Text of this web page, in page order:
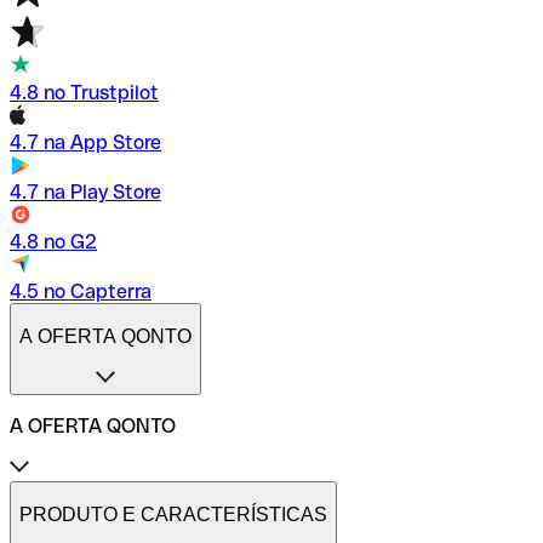
4.8 no Trustpilot
4.7 na App Store
4.7 na Play Store
4.8 no G2
4.5 no Capterra
A OFERTA QONTO
A OFERTA QONTO
Tarifas
Conta profissional online
PRODUTO E CARACTERÍSTICAS